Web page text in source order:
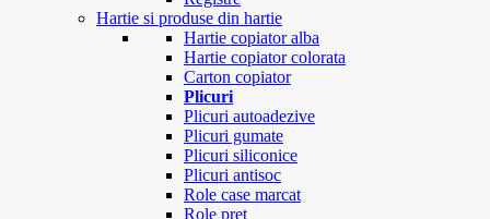
Hartie si produse din hartie
Hartie copiator alba
Hartie copiator colorata
Carton copiator
Plicuri
Plicuri autoadezive
Plicuri gumate
Plicuri siliconice
Plicuri antisoc
Role case marcat
Role pret